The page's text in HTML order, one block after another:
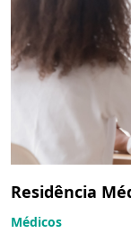
Residência
Médicos